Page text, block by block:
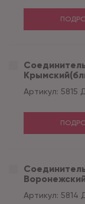
Артикул: 5815
Артикул: 5814